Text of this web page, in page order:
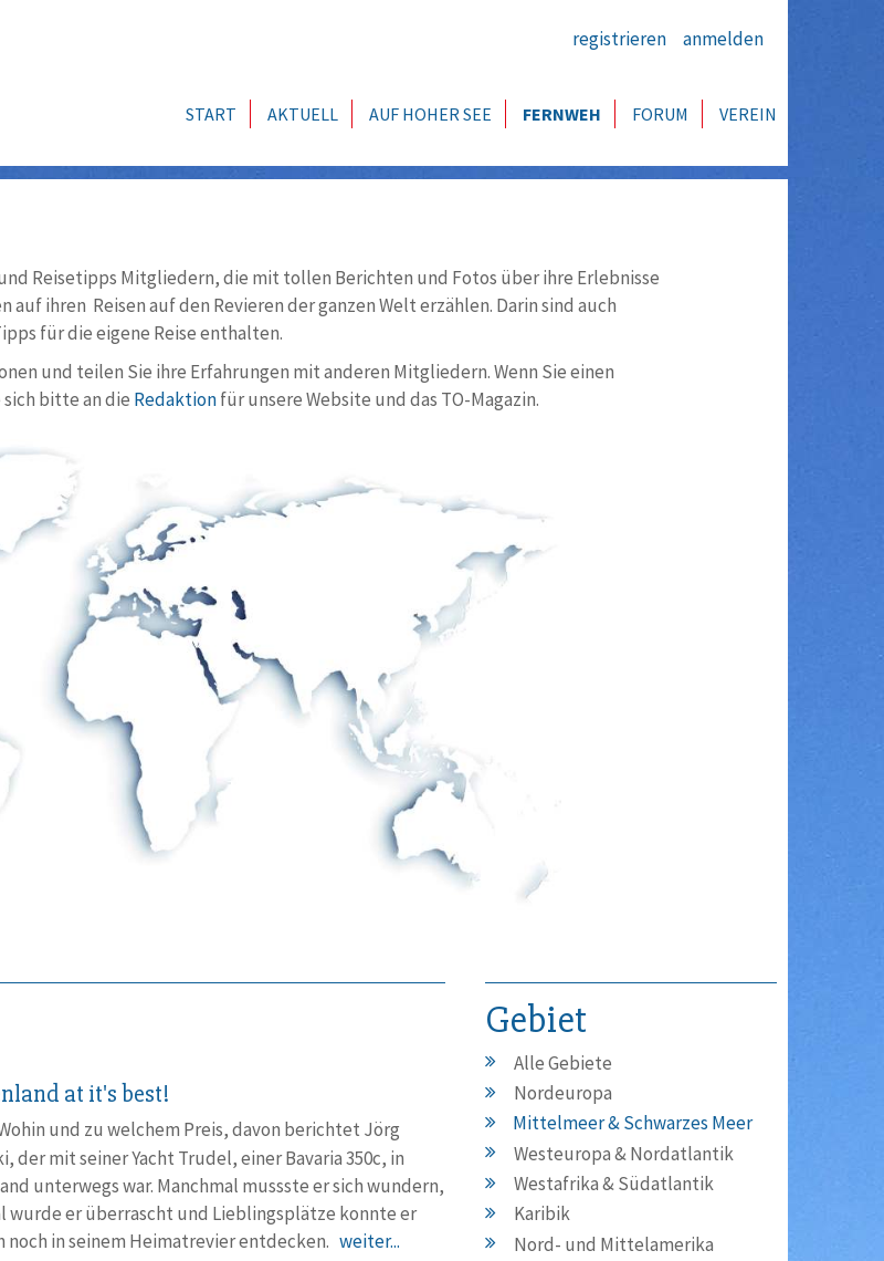
registrieren anmelden
START AKTUELL AUF HOHER SEE FERNWEH FORUM VEREIN
Reisetipps Mitgliedern, die mit tollen Berichten und Fotos über ihre Erlebnisse
ihren Reisen auf den Revieren der ganzen Welt erzählen. Darin sind auch
für die eigene Reise enthalten.
und teilen Sie ihre Erfahrungen mit anderen Mitgliedern. Wenn Sie einen
bitte an die Redaktionfür unsere Website und das TO-Magazin.
at it's best!
und zu welchem Preis, davon berichtet Jörg
der mit seiner Yacht Trudel, einer Bavaria 350c, in
unter­wegs war. Manchmal mussste er sich wundern,
wurde er überrascht und Lieblings­plätze konnte er
noch in seinem Heimat­revier entdecken. weiter...
Gebiet
Alle Gebiete
Nordeuropa
Mittelmeer & Schwarzes Meer
Westeuropa & Nordatlantik
Westafrika & Südatlantik
Karibik
Nord- und Mittelamerika